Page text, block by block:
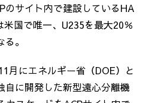
のサイト内で建設しているHA
国で唯一、U235を最大20％
。
月にエネルギー省（DOE）と
自に開発した新型遠心分離機